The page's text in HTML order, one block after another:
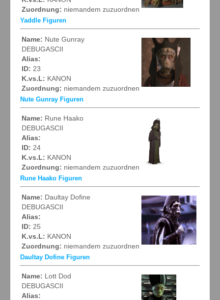
Zuordnung: niemandem zuzuordnen
Yaddle Figuren
Name: Nute Gunray
DEBUGASCII
Alias:
ID: 23
K.vs.L: KANON
Zuordnung: niemandem zuzuordnen
Nute Gunray Figuren
Name: Rune Haako
DEBUGASCII
Alias:
ID: 24
K.vs.L: KANON
Zuordnung: niemandem zuzuordnen
Rune Haako Figuren
Name: Daultay Dofine
DEBUGASCII
Alias:
ID: 25
K.vs.L: KANON
Zuordnung: niemandem zuzuordnen
Daultay Dofine Figuren
Name: Lott Dod
DEBUGASCII
Alias: